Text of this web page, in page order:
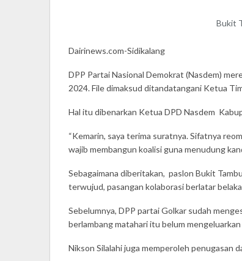
Bukit
Dairinews.com-Sidikalang
DPP Partai Nasional Demokrat (Nasdem)
2024. File dimaksud ditandatangani Ketua
Hal itu dibenarkan Ketua DPD Nasdem
“Kemarin, saya terima suratnya. Sifatnya
wajib membangun koalisi guna menudung
Sebagaimana diberitakan, paslon Bukit
terwujud, pasangan kolaborasi berlatar
Sebelumnya, DPP partai Golkar sudah
berlambang matahari itu belum
Nikson Silalahi juga memperoleh penugasan